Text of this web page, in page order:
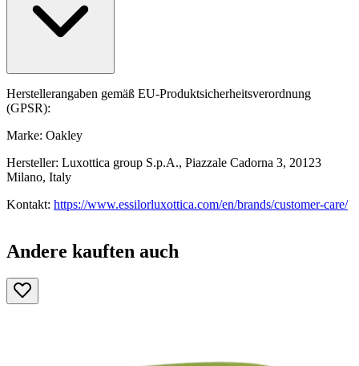
Herstellerangaben gemäß EU-Produktsicherheitsverordnung
(GPSR):
Marke: Oakley
Hersteller: Luxottica group S.p.A., Piazzale Cadorna 3, 20123
Milano, Italy
Kontakt: https://www.essilorluxottica.com/en/brands/customer-care/
Andere kauften auch